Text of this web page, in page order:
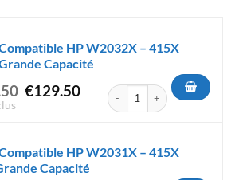
HP W2032X – 415X
Capacité
Le
€164.50.
€129.50Le
€129.50.
quantité de Toner
HP W2031X – 415X
Capacité